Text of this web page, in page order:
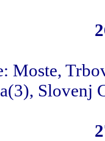
Moste,
Slovenj